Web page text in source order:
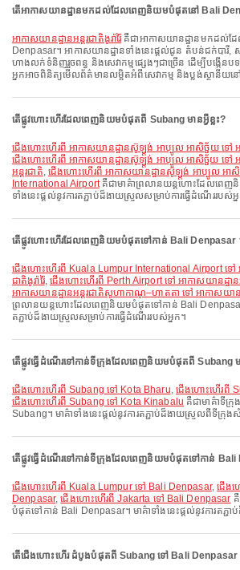
តើអាកាសយានដ្ឋានមកដល់ដែលពេញនិយមបំផុតនៅ Bali
អាកាសយានដ្ឋានអន្តរជាតិងូរ៉ារ៉ៃ គឺជាអាកាសយានដ្ឋានមកដល់
Denpasar។ អាកាសយានដ្ឋានទាំងនេះផ្តល់ជូន តំបន់ជក់បារី,
ហាងលក់ទំនិញរួចពន្ធ និងសេវាកម្មផ្សេងៗជាច្រើន ដើម្បីបង្កើន
អ្នកអាចពិនិត្យមើលព័ត៌មានលម្អិតអំពីសេវាកម្ម និងប្លង់ស្ថានីយន
តើផ្លូវហោះហើរដែលពេញនិយមបំផុតពី Subang មានអ្វីខ្លះ?
ជើងហោះហើរពី អាកាសយានដ្ឋានស៊ូឡ្តង់ អាប្បូល អាសិច្ជ័យ ទៅ
ជើងហោះហើរពី អាកាសយានដ្ឋានស៊ូឡ្តង់ អាប្បូល អាសិច្ជ័យ ទៅ
អន្តរជាតិ, ជើងហោះហើរពី អាកាសយានដ្ឋានស៊ូឡ្តង់ អាប្បូល អា
International Airportគឺជាមាគ៌ាព្រលានយន្តហោះដែលពេញ
ទាំងនេះផ្តល់នូវការតភ្ជាប់ដ៏ងាយស្រួលសម្រាប់ការធ្វើដំណើររបស់អ្
តើផ្លូវហោះហើរដែលពេញនិយមបំផុតទៅកាន់ Bali Denpasar ម
ជើងហោះហើរពី Kuala Lumpur International Airport ទៅ អាកាសយានដ្ឋានអន្តរ
ជាតិងូរ៉ារ៉ៃ, ជើងហោះហើរពី Perth Airport ទៅ អាកាសយានដ្ឋានអ
អាកាសយានដ្ឋានអន្តរជាតិសូហាកាណូ–ហាតតា ទៅ អាកាសយានដ្ឋ
ព្រលានយន្តហោះដែលពេញនិយមបំផុតទៅកាន់ Bali Denpasar។
តភ្ជាប់ដ៏ងាយស្រួលសម្រាប់ការធ្វើដំណើររបស់អ្នក។
តើផ្លូវធ្វើដំណើរទៅកាន់ទីក្រុងដែលពេញនិយមបំផុតពី Subang មា
ជើងហោះហើរពី Subang ទៅ Kota Bharu, ជើងហោះហើរពី
ជើងហោះហើរពី Subang ទៅ Kota Kinabalu គឺជាមាគ៌ាទី
Subang។ មាគ៌ាទាំងនេះផ្តល់នូវការតភ្ជាប់ដ៏ងាយស្រួលពីទីក្រុង
តើផ្លូវធ្វើដំណើរទៅកាន់ទីក្រុងដែលពេញនិយមបំផុតទៅកាន់ Bali
ជើងហោះហើរពី Kuala Lumpur ទៅ Bali Denpasar,ជើង
Denpasar,ជើងហោះហើរពី Jakarta ទៅ Bali Denpasar
បំផុតទៅកាន់ Bali Denpasar។ មាគ៌ាទាំងនេះផ្តល់នូវការតភ្
តើជើងហោះហើរ ដំបូងបំផុតពី Subang ទៅ Bali Denpasar